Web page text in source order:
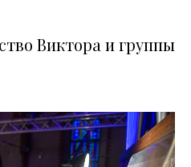
Виктора и группы